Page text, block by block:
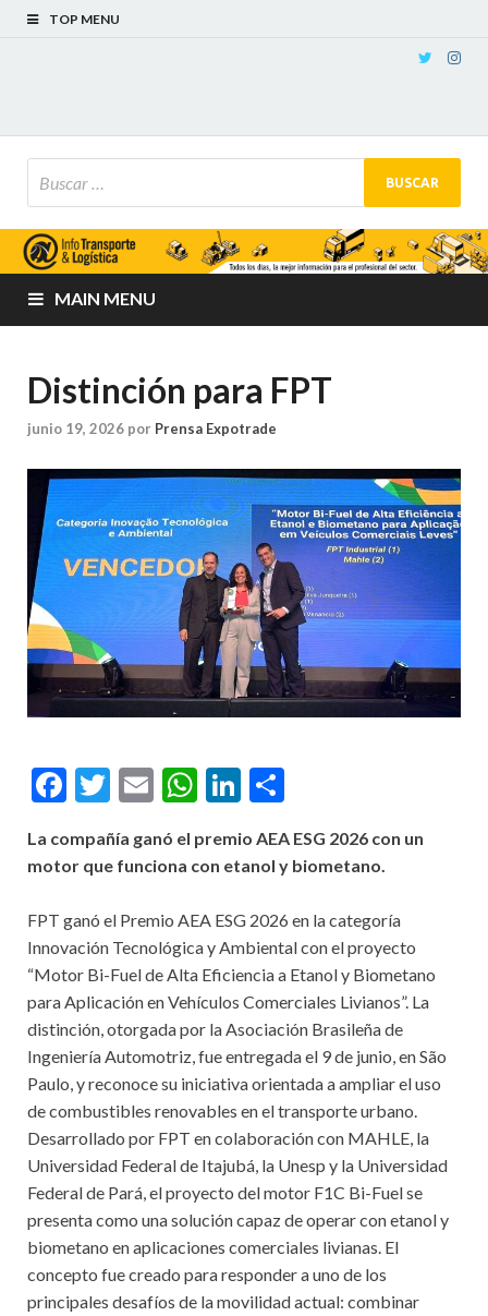
TOP MENU
MAIN MENU
Distinción para FPT
junio 19, 2026 por Prensa Expotrade
Facebook
Twitter
EmailWhatsApp
LinkedIn
La compañía ganó el premio AEA ESG 2026 con un
motor que funciona con etanol y biometano.
FPT ganó el Premio AEA ESG 2026 en la categoría
Innovación Tecnológica y Ambiental con el proyecto
“Motor Bi-Fuel de Alta Eficiencia a Etanol y Biometano
para Aplicación en Vehículos Comerciales Livianos”. La
distinción, otorgada por la Asociación Brasileña de
Ingeniería Automotriz, fue entregada el 9 de junio, en São
Paulo, y reconoce su iniciativa orientada a ampliar el uso
de combustibles renovables en el transporte urbano.
Desarrollado por FPT en colaboración con MAHLE, la
Universidad Federal de Itajubá, la Unesp y la Universidad
Federal de Pará, el proyecto del motor F1C Bi-Fuel se
presenta como una solución capaz de operar con etanol y
biometano en aplicaciones comerciales livianas. El
concepto fue creado para responder a uno de los
principales desafíos de la movilidad actual: combinar